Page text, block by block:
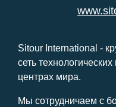
Sitour International -
сеть
центрах мира.
Мы сотрудничаем с